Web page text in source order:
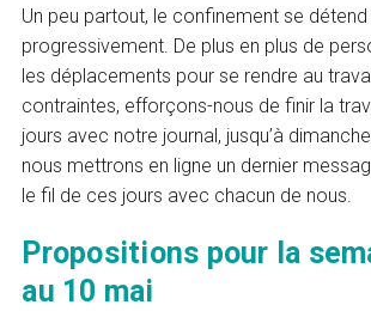
Un peu partout, le confinement se détend
progressivement. De plus en plus de
les déplacements pour se rendre au
contraintes, efforçons-nous de finir la
jours avec notre journal, jusqu’à
nous mettrons en ligne un dernier
le fil de ces jours avec chacun de nous.
Propositions pour la
au 10 mai